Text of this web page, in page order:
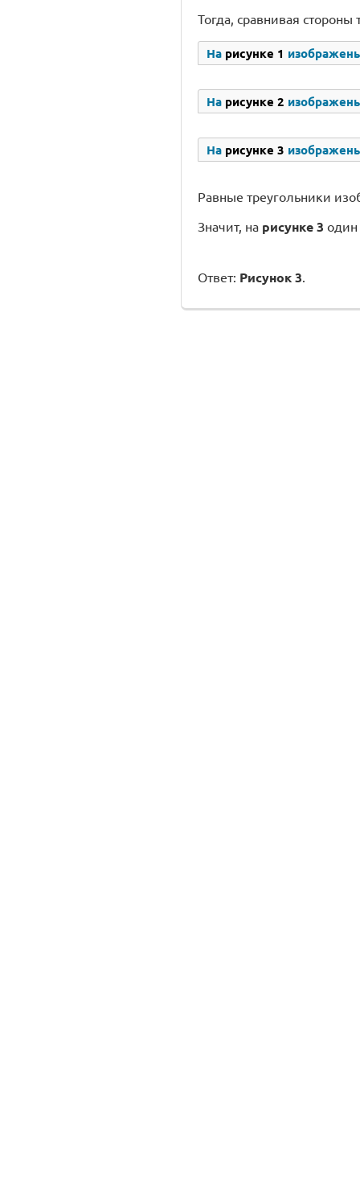
Тогда, сравнивая
На рисунке 1
На рисунке 2
На рисунке 3
Равные треугольники
Значит, на рисунке 3 один
Ответ: Рисунок 3.